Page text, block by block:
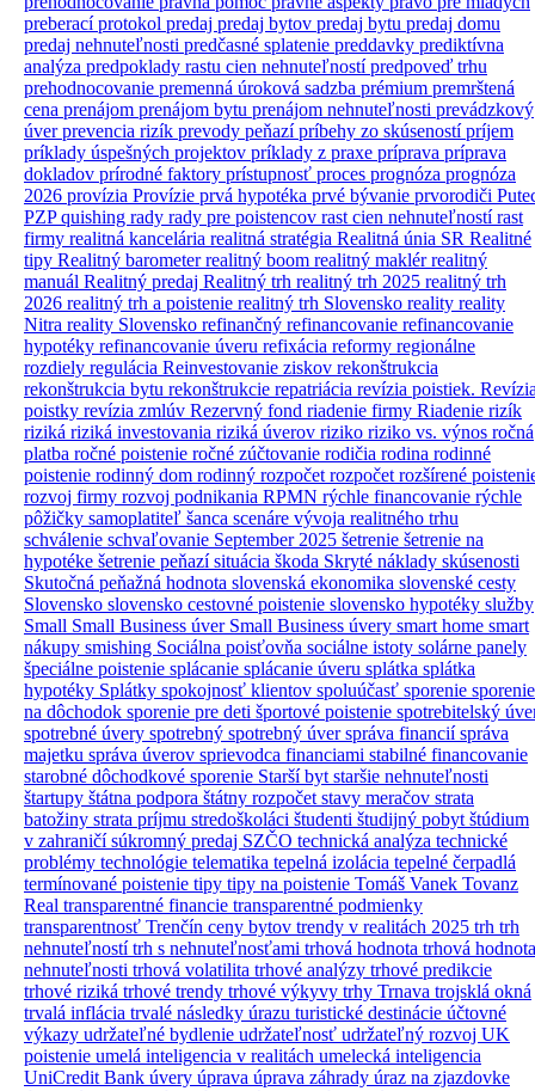
preberací protokol predaj predaj bytov predaj bytu predaj domu
predaj nehnuteľnosti predčasné splatenie preddavky prediktívna
analýza predpoklady rastu cien nehnuteľnostípredpoveď trhu
prehodnocovanie premenná úroková sadzba prémium premrštená
cena prenájom prenájom bytu prenájom nehnuteľnosti prevádzkový
úverprevencia rizík prevody peňazípríbehy zo skúsenostípríjem
príklady úspešných projektov príklady z praxe príprava príprava
dokladov prírodné faktory prístupnosť proces prognóza prognóza
2026 provízia Provízie prvá hypotéka prvé bývanie prvorodiči
PZPquishing rady rady pre poistencov rast cien nehnuteľnostírast
firmy realitná kancelária realitná stratégia Realitná únia SR Realitné
tipy Realitný barometerrealitný boom realitný maklérrealitný
manuál Realitný predaj Realitný trh realitný trh 2025 realitný trh
2026 realitný trh a poistenie realitný trh Slovensko reality reality
Nitra reality Slovensko refinančný refinancovanie refinancovanie
hypotéky refinancovanie úveru refixácia reformy regionálne
rozdiely regulácia Reinvestovanie ziskov rekonštrukcia
rekonštrukcia bytu rekonštrukcie repatriácia revízia poistiek.
poistky revízia zmlúv Rezervný fond riadenie firmy Riadenie rizík
riziká riziká investovania riziká úverov riziko riziko vs. výnos ročná
platba ročné poistenie ročné zúčtovanie rodičia rodina rodinné
poistenie rodinný dom rodinný rozpočet rozpočet rozšírené
rozvoj firmy rozvoj podnikania RPMN rýchle financovanie rýchle
pôžičky samoplatiteľ šanca scenáre vývoja realitného trhu
schválenie schvaľovanie September 2025 šetrenie šetrenie na
hypotéke šetrenie peňazísituácia škoda Skryté náklady skúsenosti
Skutočná peňažná hodnota slovenská ekonomika slovenské cesty
Slovensko slovensko cestovné poistenie slovensko hypotéky služby
Small Small Business úver Small Business úvery smart home smart
nákupy smishing Sociálna poisťovňa sociálne istoty solárne panely
špeciálne poistenie splácanie splácanie úveru splátka splátka
hypotéky Splátky spokojnosť klientov spoluúčasť sporenie sporenie
na dôchodok sporenie pre deti športové poistenie spotrebitelský
spotrebné úvery spotrebný spotrebný úverspráva financiíspráva
majetku správa úverov sprievodca financiami stabilné financovanie
starobné dôchodkové sporenie Starší byt staršie nehnuteľnosti
štartupy štátna podpora štátny rozpočet stavy meračov strata
batožiny strata príjmu stredoškoláci študenti študijný pobyt štúdium
v zahraničísúkromný predaj SZČO technická analýza technické
problémy technológie telematika tepelná izolácia tepelné čerpadlá
termínované poistenie tipy tipy na poistenie Tomáš Vanek Tovanz
Real transparentné financie transparentné podmienky
transparentnosť Trenčín ceny bytov trendy v realitách 2025 trh trh
nehnuteľnostítrh s nehnuteľnosťami trhová hodnota trhová hodnota
nehnuteľnosti trhová volatilita trhové analýzy trhové predikcie
trhové riziká trhové trendy trhové výkyvy trhy Trnava trojsklá okná
trvalá inflácia trvalé následky úrazu turistické destinácie účtovné
výkazy udržateľné bydlenie udržateľnosť udržateľný rozvoj UK
poistenie umelá inteligencia v realitách umelecká inteligencia
UniCredit Bank úvery úprava úprava záhrady úraz na zjazdovke